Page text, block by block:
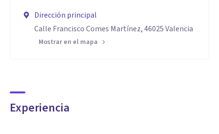
Dirección principal
Calle Francisco Comes Martínez, 46025 Valencia
Mostrar en el mapa
Experiencia